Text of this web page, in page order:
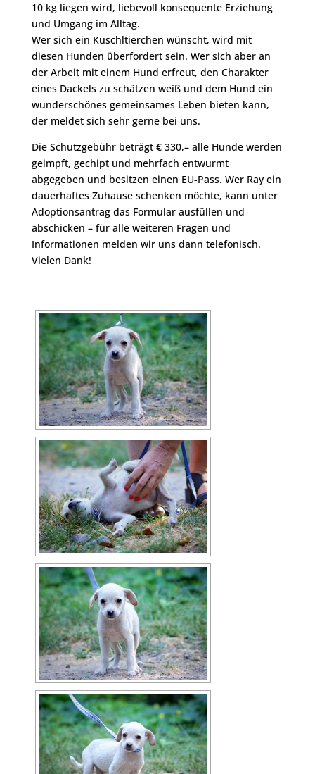
10 kg liegen wird, liebevoll konsequente Erziehung
und Umgang im Alltag.
Wer sich ein Kuschltierchen wünscht, wird mit
diesen Hunden überfordert sein. Wer sich aber an
der Arbeit mit einem Hund erfreut, den Charakter
eines Dackels zu schätzen weiß und dem Hund ein
wunderschönes gemeinsames Leben bieten kann,
der meldet sich sehr gerne bei uns.
Die Schutzgebühr beträgt € 330,– alle Hunde werden
geimpft, gechipt und mehrfach entwurmt
abgegeben und besitzen einen EU-Pass. Wer Ray ein
dauerhaftes Zuhause schenken möchte, kann unter
Adoptionsantrag das Formular ausfüllen und
abschicken – für alle weiteren Fragen und
Informationen melden wir uns dann telefonisch.
Vielen Dank!